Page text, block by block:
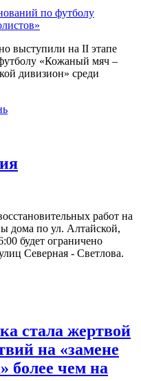
выступили на II этапе
«Кожаный мяч –
дивизион» среди
работ на
дома по ул. Алтайской,
будет ограничено
Северная - Светлова.
стала жертвой
на «замене
более чем на